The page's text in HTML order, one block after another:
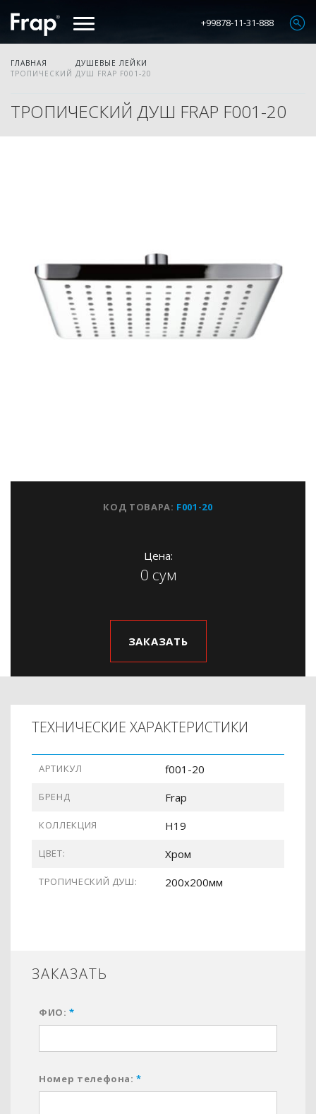
+99878-11-31-888
ГЛАВНАЯ
ДУШЕВЫЕ ЛЕЙКИ
ТРОПИЧЕСКИЙ ДУШ FRAP F001-20
ТРОПИЧЕСКИЙ ДУШ FRAP F001-20
КОД ТОВАРА: F001-20
Цена:
0 сум
ЗАКАЗАТЬ
ТЕХНИЧЕСКИЕ ХАРАКТЕРИСТИКИ
АРТИКУЛ f001-20
БРЕНД Frap
КОЛЛЕКЦИЯ H19
ЦВЕТ: Хром
ТРОПИЧЕСКИЙ ДУШ: 200x200мм
ЗАКАЗАТЬ
ФИО:*
Номер телефона:*